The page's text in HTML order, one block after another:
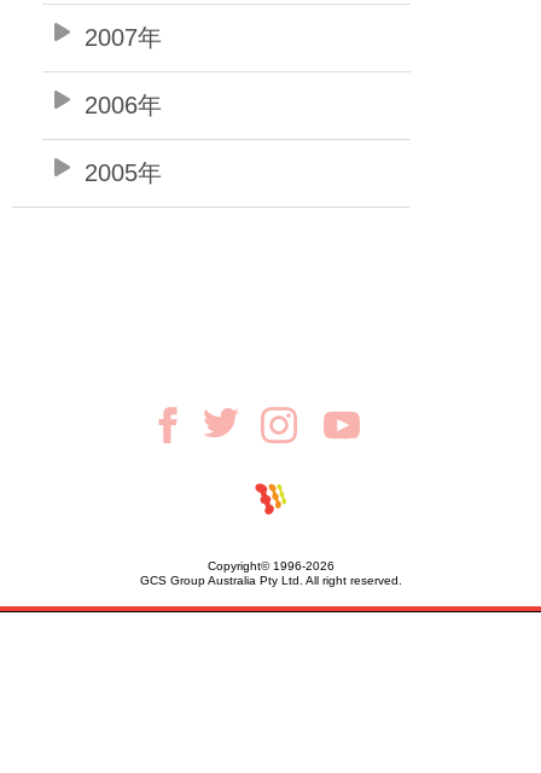
2007年
2006年
2005年
Copyright© 1996-2026
GCS Group Australia Pty Ltd. All right reserved.